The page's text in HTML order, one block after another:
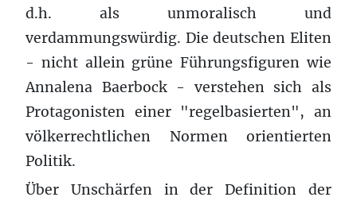
d.h. als unmoralisch und
verdammungswürdig. Die deutschen Eliten
- nicht allein grüne Führungsfiguren wie
Annalena Baerbock - verstehen sich als
Protagonisten einer "regelbasierten", an
völkerrechtlichen Normen orientierten
Politik.
Über Unschärfen in der Definition der